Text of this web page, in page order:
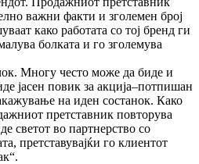
важни факти и зголемен број
како работата со тој бренд ги
болката и го зголемува
Многу често може да биде и
јасен повик за акција–потпишан
на иден состанок. Како
претставник повторува
светот во партнерство со
претставувајќи го клиентот